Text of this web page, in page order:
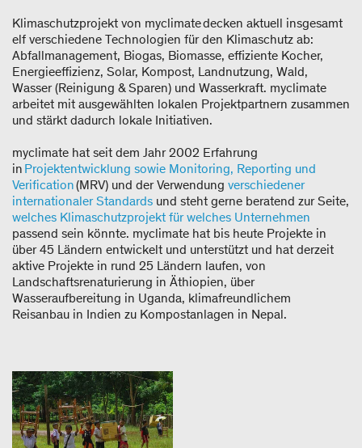
Klimaschutzprojekt von myclimate decken aktuell insgesamt
elf verschiedene Technologien für den Klimaschutz ab:
Abfallmanagement, Biogas, Biomasse, effiziente Kocher,
Energieeffizienz, Solar, Kompost, Landnutzung, Wald,
Wasser (Reinigung & Sparen) und Wasserkraft. myclimate
arbeitet mit ausgewählten lokalen Projektpartnern zusammen
und stärkt dadurch lokale Initiativen.
myclimate hat seit dem Jahr 2002 Erfahrung
in Projektentwicklung sowie Monitoring, Reporting und
Verification(MRV) und der Verwendung verschiedener
internationaler Standards und steht gerne beratend zur Seite,
welches Klimaschutzprojekt für welches Unternehmen
passend sein könnte. myclimate hat bis heute Projekte in
über 45 Ländern entwickelt und unterstützt und hat derzeit
aktive Projekte in rund 25 Ländern laufen, von
Landschaftsrenaturierung in Äthiopien, über
Wasseraufbereitung in Uganda, klimafreundlichem
Reisanbau in Indien zu Kompostanlagen in Nepal.